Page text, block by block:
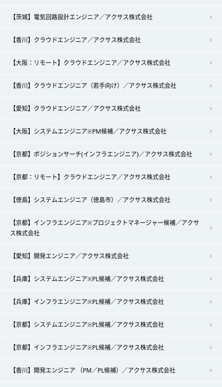
【茨城】電気回路設計エンジニア／アクサス株式会社
【香川】クラウドエンジニア／アクサス株式会社
【大阪：リモート】クラウドエンジニア／アクサス株式会社
【香川】クラウドエンジニア（若手向け）／アクサス株式会社
【愛知】クラウドエンジニア／アクサス株式会社
【大阪】システムエンジニア※PM候補／アクサス株式会社
【京都】ポジションサーチ(インフラエンジニア)／アクサス株式会社
【京都：リモート】クラウドエンジニア／アクサス株式会社
【徳島】システムエンジニア（徳島市）／アクサス株式会社
【京都】インフラエンジニア※プロジェクトマネージャー候補／アクサ
ス株式会社
【愛知】開発エンジニア／アクサス株式会社
【兵庫】システムエンジニア※PL候補／アクサス株式会社
【兵庫】インフラエンジニア※PL候補／アクサス株式会社
【京都】システムエンジニア※PL候補／アクサス株式会社
【京都】インフラエンジニア※PL候補／アクサス株式会社
【香川】開発エンジニア （PM／PL候補）／アクサス株式会社